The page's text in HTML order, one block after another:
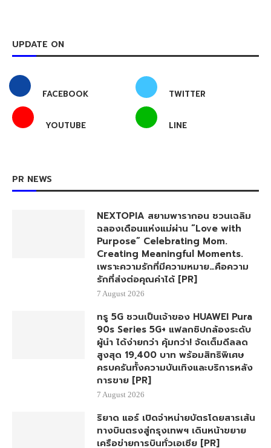
UPDATE ON
YOUTUBE
NEXTOPIA สยามพารากอน ชวนเฉลิม
ฉลองเดือนแห่งแม่ผ่าน “Love with
Purpose” Celebrating Mom.
Creating Meaningful Moments.
เพราะความรักที่มีความหมาย…คือความ
รักที่ส่งต่อคุณค่าได้ [PR]
7 August 2026
ทรู 5G ชวนเป็นเจ้าของ HUAWEI Pura
90s Series 5G+ แฟลกชิปกล้องระดับ
ผู้นำ ได้ง่ายกว่า คุ้มกว่า! จัดเต็มดีลลด
สูงสุด 19,400 บาท พร้อมสิทธิพิเศษ
ครบครันทั้งความบันเทิงและบริการหลัง
การขาย [PR]